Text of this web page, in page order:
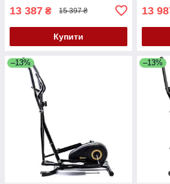
13 387 ₴ 15 397 ₴
Купити
13
–13% –13%